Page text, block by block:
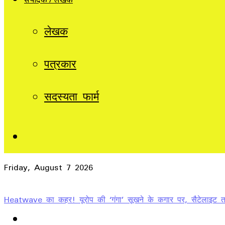
लेखक
पत्रकार
सदस्यता फार्म
Friday, August 7 2026
“नए अग्निशमन वाहनों का लोकार्पण” कार्यक्रम में सम्मिलित हुए